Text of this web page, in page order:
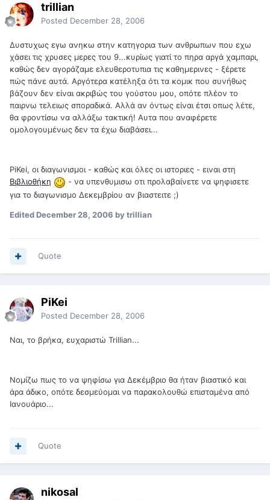
trillian
Posted December 28, 2006
Δυστυχως εγω ανηκω στην κατηγορια των ανθρωπων που εχω
χάσει τις χρυσες μερες του 9...κυρίως γιατί το πηρα αργά χαμπαρι,
καθώς δεν αγοράζαμε ελευθεροτυπια τις καθημερινες - ξέρετε
πώς πάνε αυτά. Αργότερα κατέληξα ότι τα κομικ που συνήθως
βάζουν δεν είναι ακριβώς του γούστου μου, οπότε πλέον το
παιρνω τελειως σποραδικά. Αλλά αν όντως είναι έτσι οπως λέτε,
θα φροντίσω να αλλάξω τακτική! Αυτα που αναφέρετε
ομολογουμένως δεν τα έχω διαβάσει...
PiKei, οι διαγωνισμοι - καθώς και όλες οι ιστοριες - ειναι στη
Βιβλιοθήκη
- να υπενθυμισω οτι προλαβαίνετε να ψηφισετε
για το διαγωνισμο Δεκεμβρίου αν βιαστειτε ;)
EditedDecember 28, 2006 by trillian
Quote
PiKei
Posted December 28, 2006
Ναι, το βρήκα, ευχαριστώ Trillian...
Νομίζω πως το να ψηφίσω για Δεκέμβριο θα ήταν βιαστικό και
άρα άδικο, οπότε δεσμεύομαι να παρακολουθώ επισταμένα από
Ιανουάριο...
Quote
nikosal